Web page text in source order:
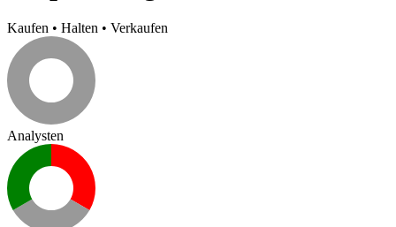
Kaufen • Halten • Verkaufen
Analysten